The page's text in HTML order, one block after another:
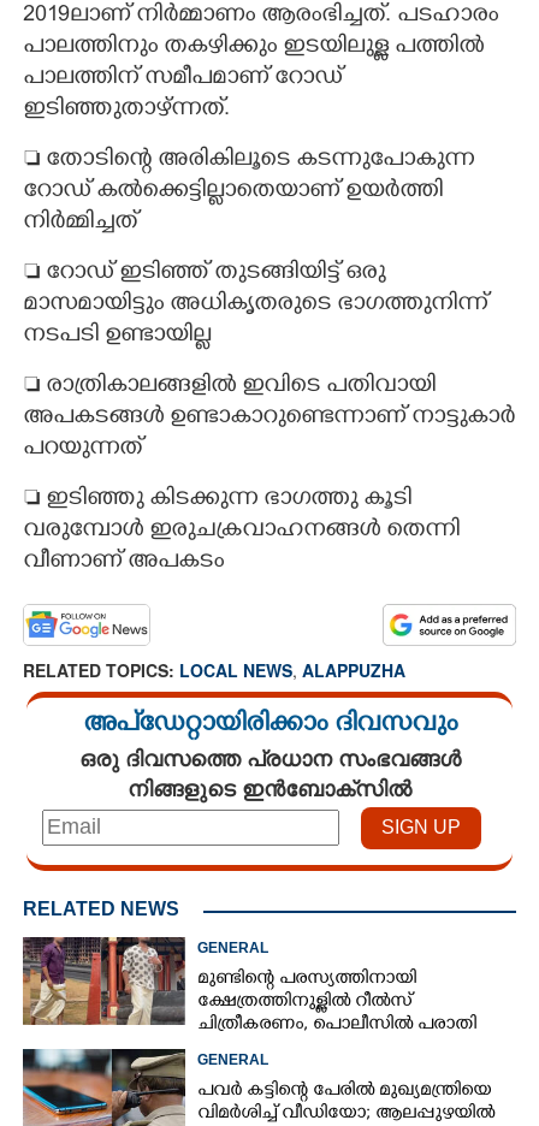
2019ലാണ് നിർമ്മാണം ആരംഭിച്ചത്. പടഹാരം
പാലത്തിനും തകഴിക്കും ഇടയിലുള്ള പത്തിൽ
പാലത്തിന് സമീപമാണ് റോഡ്
ഇടിഞ്ഞുതാഴ്ന്നത്.
 തോടിന്റെ അരികിലൂടെ കടന്നുപോകുന്ന
റോഡ് കൽക്കെട്ടില്ലാതെയാണ് ഉയർത്തി
നിർമ്മിച്ചത്
 റോഡ് ഇടിഞ്ഞ് തുടങ്ങിയിട്ട് ഒരു
മാസമായിട്ടും അധികൃതരുടെ ഭാഗത്തുനിന്ന്
നടപടി ഉണ്ടായില്ല
 രാത്രികാലങ്ങളിൽ ഇവിടെ പതിവായി
അപകടങ്ങൾ ഉണ്ടാകാറുണ്ടെന്നാണ് നാട്ടുകാർ
പറയുന്നത്
 ഇടിഞ്ഞു കിടക്കുന്ന ഭാഗത്തു കൂടി
വരുമ്പോൾ ഇരുചക്രവാഹനങ്ങൾ തെന്നി
വീണാണ് അപകടം
RELATED TOPICS: LOCAL NEWS, ALAPPUZHA
അപ്ഡേറ്റായിരിക്കാം ദിവസവും
ഒരു ദിവസത്തെ പ്രധാന സംഭവങ്ങൾ
നിങ്ങളുടെ ഇൻബോക്സിൽ
RELATED NEWS
GENERAL
മുണ്ടിന്റെ പരസ്യത്തിനായി
ക്ഷേത്രത്തിനുള്ളിൽ റീൽസ്
ചിത്രീകരണം, പൊലീസിൽ പരാതി
GENERAL
പവർ കട്ടിന്റെ പേരിൽ മുഖ്യമന്ത്രിയെ
വിമർശിച്ച് വീഡിയോ; ആലപ്പുഴയിൽ